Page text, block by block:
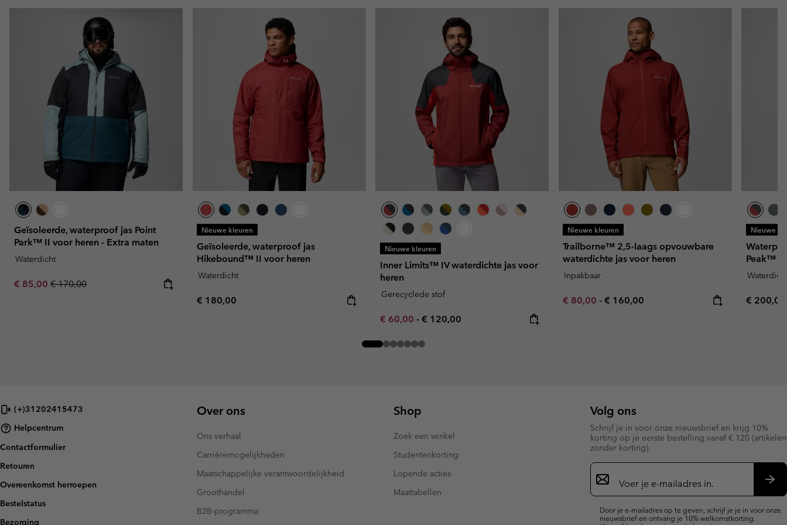
Geïsoleerde, waterproof jas Point
Park™ II voor heren - Extra maten
Waterdicht
Sale price:
€ 85,00 Regular price:
€ 170,00
Nieuwe kleuren
Geïsoleerde, waterproof jas
Hikebound™ II voor heren
Waterdicht
Regular price:
€ 180,00
Nieuwe kleuren
Inner Limits™ IV waterdichte jas voor
heren
Gerecyclede stof
Minimum sale price:
€ 60,00 - Maximum price:
€ 120,00
Nieuwe kleuren
Trailborne™ 2,5-laags opvouwbare
waterdichte jas voor heren
Inpakbaar
Minimum sale price:
€ 80,00-Maximum price:
€ 160,00
Nieuwe
Peak™
Waterdicht
Regular
€ 200,00
(+)31202415473
Helpcentrum
Contactformulier
Retouren
Overeenkomst herroepen
Bestelstatus
Bezorging
Over ons
Ons verhaal
Carrièremogelijkheden
Maatschappelijke verantwoordelijkheid
Groothandel
B2B-programma
Shop
Zoek een winkel
Studentenkorting
Lopende acties
Maattabellen
Volg ons
Schrijf je in voor onze nieuwsbrief en krijg 10%
korting op je eerste bestelling vanaf € 120 (artikelen
zonder korting).
Aanmelden
voor
e-
Door je e-mailadres op te geven, schrijf je je in voor onze
nieuwsbrief en ontvang je 10% welkomstkorting.